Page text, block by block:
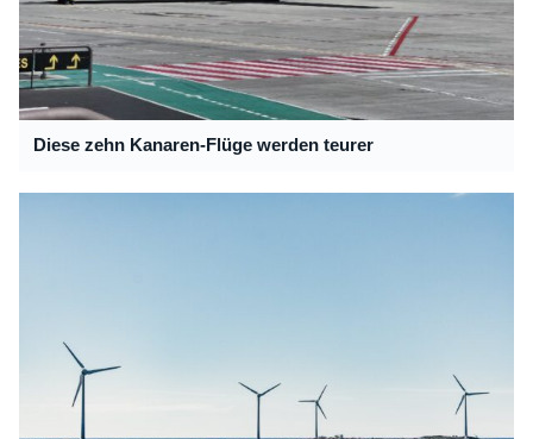
Diese zehn Kanaren-Flüge werden teurer